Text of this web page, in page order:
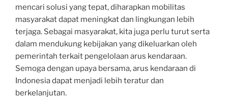
mencari solusi yang tepat, diharapkan mobilitas
masyarakat dapat meningkat dan lingkungan lebih
terjaga. Sebagai masyarakat, kita juga perlu turut serta
dalam mendukung kebijakan yang dikeluarkan oleh
pemerintah terkait pengelolaan arus kendaraan.
Semoga dengan upaya bersama, arus kendaraan di
Indonesia dapat menjadi lebih teratur dan
berkelanjutan.